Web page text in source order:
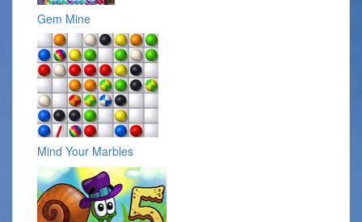
Gem Mine
Mind Your Marbles